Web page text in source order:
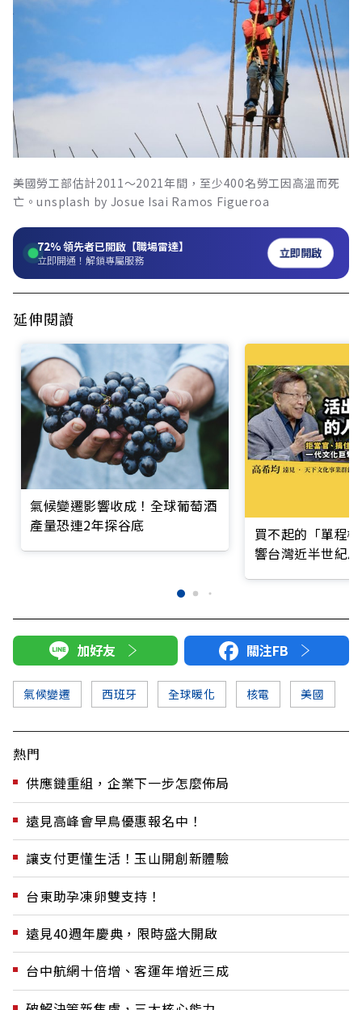
美國勞工部估計2011～2021年間，至少400名勞工因高溫而死
亡。unsplash by Josue Isai Ramos Figueroa
72%領先者已開啟【職場雷達】
立即開通！解鎖專屬服務 立即開啟
延伸閱讀
氣候變遷影響收成！全球葡萄酒
產量恐連2年探谷底
買不起的「單程
響台灣近半世紀
加好友 關注FB
氣候變遷 西班牙 全球暖化 核電 美國
熱門
供應鏈重組，企業下一步怎麼佈局
遠見高峰會早鳥優惠報名中！
讓支付更懂生活！玉山開創新體驗
台東助孕凍卵雙支持！
遠見40週年慶典，限時盛大開啟
台中航網十倍增、客運年增近三成